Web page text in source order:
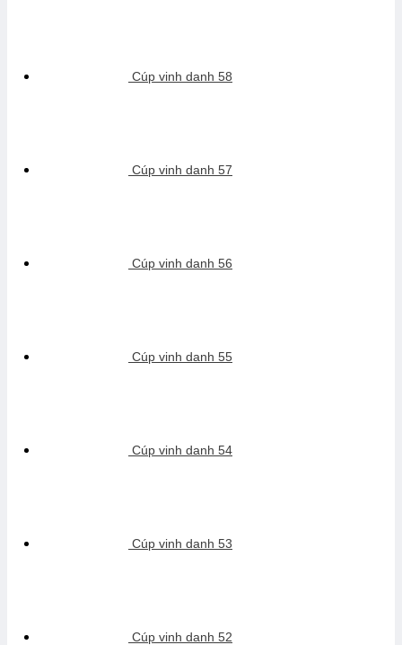
Cúp vinh danh 58
Cúp vinh danh 57
Cúp vinh danh 56
Cúp vinh danh 55
Cúp vinh danh 54
Cúp vinh danh 53
Cúp vinh danh 52